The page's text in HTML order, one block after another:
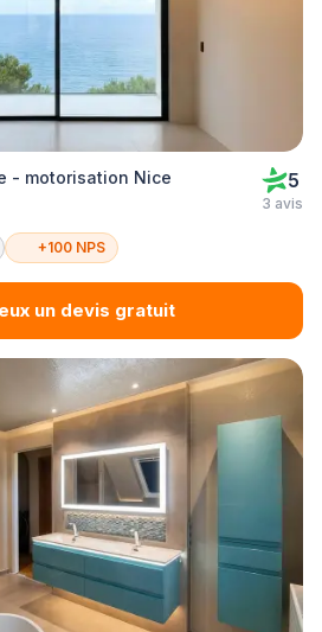
- motorisation Nice 5
3 avis
+100 NPS
un devis gratuit